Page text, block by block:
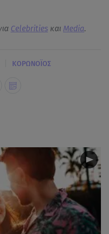
Celebrities και Media.
ΚΟΡΩΝΟΪΟΣ